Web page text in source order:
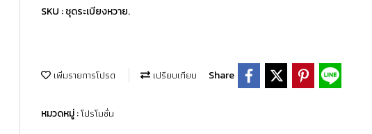
SKU : ชุดระเบียงหวาย.
เพิ่มรายการโปรด เปรียบเทียบ Share
หมวดหมู่ :โปรโมชั่น